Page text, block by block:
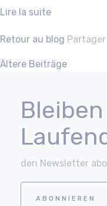
Lire la suite
Retour au blog Partager
Ältere Beiträge
den Newsletter
ABONNIEREN